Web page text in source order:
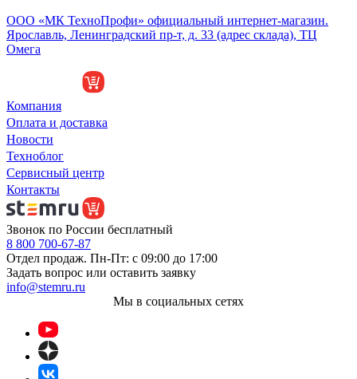
ООО «МК ТехноПрофи» официальный интернет-магазин.
Ярославль, Ленинградский пр-т, д. 33 (адрес склада), ТЦ
Омега
Компания
Оплата и доставка
Новости
Техноблог
Сервисный центр
Контакты
Звонок по России бесплатный
8 800 700-67-87
Отдел продаж. Пн-Пт: с 09:00 до 17:00
Задать вопрос или оставить заявку
info@stemru.ru
Мы в социальных сетях